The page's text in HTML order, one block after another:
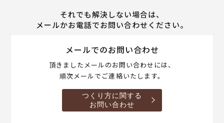
それでも解決しない場合は、
メールかお電話でお問い合わせください。
メールでのお問い合わせ
頂きましたメールのお問い合わせには、
順次メールでご連絡いたします。
つくり方に関する
お問い合わせ